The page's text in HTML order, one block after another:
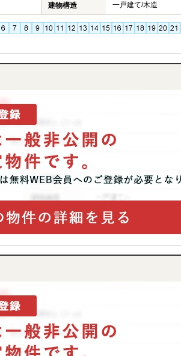
建物構造 一戸建て/木造